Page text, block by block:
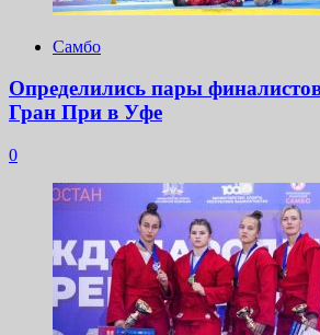
Самбо
Определились пары
Гран При в Уфе
0